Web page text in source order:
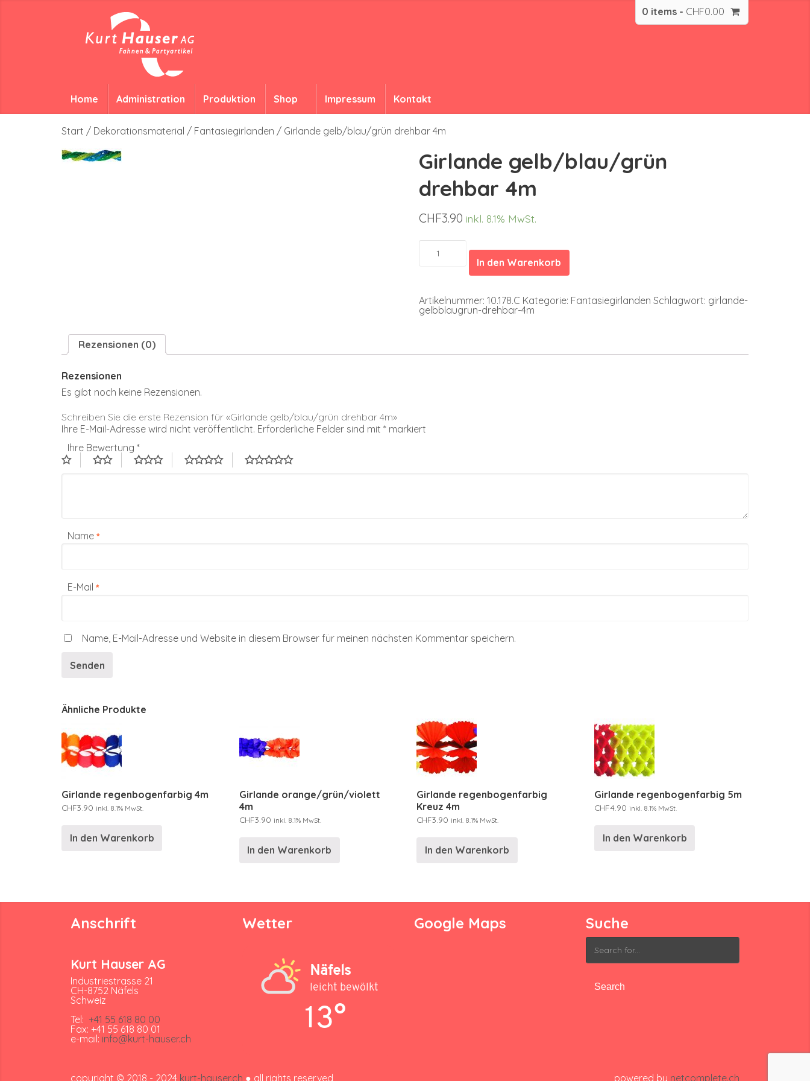
0 items - CHF0.00
Home Administration Produktion Shop Impressum Kontakt
Start / Dekorationsmaterial / Fantasiegirlanden / Girlande gelb/blau/grün drehbar 4m
Girlande gelb/blau/grün
drehbar 4m
CHF3.90 inkl. 8.1% MwSt.
Girlande
gelb/blau/grün
drehbar
In den Warenkorb
Artikelnummer: 10.178.C Kategorie: Fantasiegirlanden Schlagwort: girlande-
gelbblaugrun-drehbar-4m
Rezensionen (0)
Rezensionen
Es gibt noch keine Rezensionen.
Schreiben Sie die erste Rezension für «Girlande gelb/blau/grün drehbar 4m»
Ihre E-Mail-Adresse wird nicht veröffentlicht. Erforderliche Felder sind mit * markiert
Ihre Bewertung *
Name *
E-Mail *
Name, E-Mail-Adresse und Website in diesem Browser für meinen nächsten Kommentar speichern.
Ähnliche Produkte
Girlande regenbogenfarbig 4m
CHF3.90 inkl. 8.1% MwSt.
In den Warenkorb
Girlande orange/grün/violett
4m
CHF3.90 inkl. 8.1% MwSt.
In den Warenkorb
Girlande regenbogenfarbig
Kreuz 4m
CHF3.90 inkl. 8.1% MwSt.
In den Warenkorb
Girlande regenbogenfarbig 5m
CHF4.90 inkl. 8.1% MwSt.
In den Warenkorb
Anschrift
Kurt Hauser AG
Industriestrasse 21
CH-8752 Näfels
Schweiz
Tel: +41 55 618 80 00
Fax: +41 55 618 80 01
e-mail: info@kurt-hauser.ch
Wetter
Näfels
leicht bewölkt
13°
Google Maps Suche
Search
for:
copyright © 2018 - 2024 kurt-hauser.ch ● all rights reserved powered by netcomplete.ch